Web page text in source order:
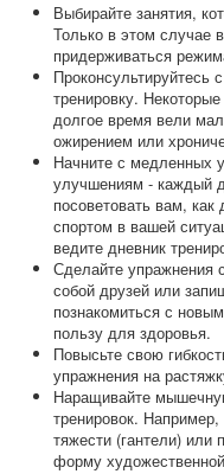
Выбирайте занятия,
Только в этом случае
придерживаться
тренировку.
долгое время вели
ожирением или
Начните с медленных
улучшениям - каждый
посоветовать вам, как
спортом в вашей
ведите дневник
Сделайте упражнения
собой друзей или
познакомиться с
пользу для здоровья.
Повысьте свою
упражнения на
Наращивайте
тренировок.
тяжести (гантели) или
форму